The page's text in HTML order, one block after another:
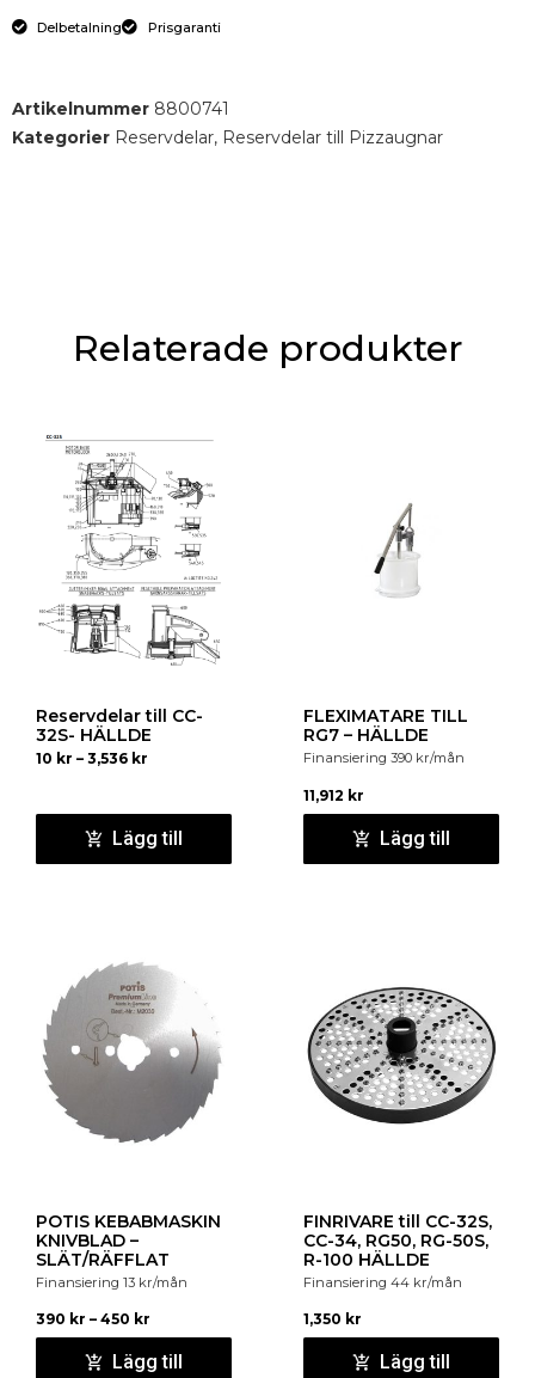
Delbetalning Prisgaranti
Artikelnummer 8800741
Kategorier Reservdelar, Reservdelar till Pizzaugnar
Relaterade produkter
Reservdelar till CC-
32S- HÄLLDE
10 kr – 3,536 kr
Lägg till
FLEXIMATARE TILL
RG7 – HÄLLDE
Finansiering 390 kr/mån
11,912 kr
Lägg till
POTIS KEBABMASKIN
KNIVBLAD –
SLÄT/RÄFFLAT
Finansiering 13 kr/mån
390 kr – 450 kr
Lägg till
FINRIVARE till CC-32S,
CC-34, RG50, RG-50S,
R-100 HÄLLDE
Finansiering 44 kr/mån
1,350 kr
Lägg till